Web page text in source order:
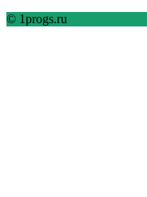
© 1progs.ru